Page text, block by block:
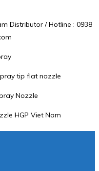
Distributor / Hotline : 0938
tip flat nozzle
Nozzle
HGP Viet Nam